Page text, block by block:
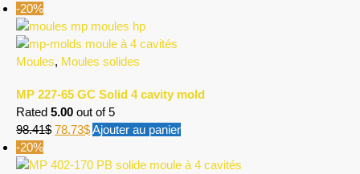
-20%
Moules, Moules solides
MP 227-65 GC Solid 4 cavity mold
Rated 5.00 out of 5
98.41$ 78.73$Ajouter au panier
-20%